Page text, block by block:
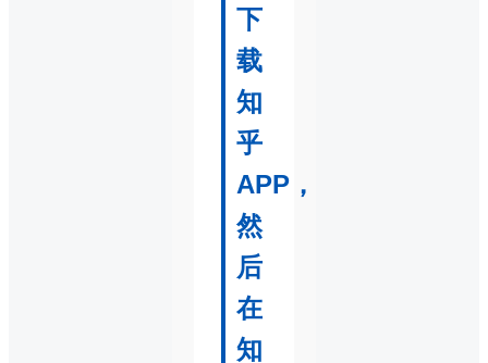
下
载
知
乎
APP，
然
后
在
知